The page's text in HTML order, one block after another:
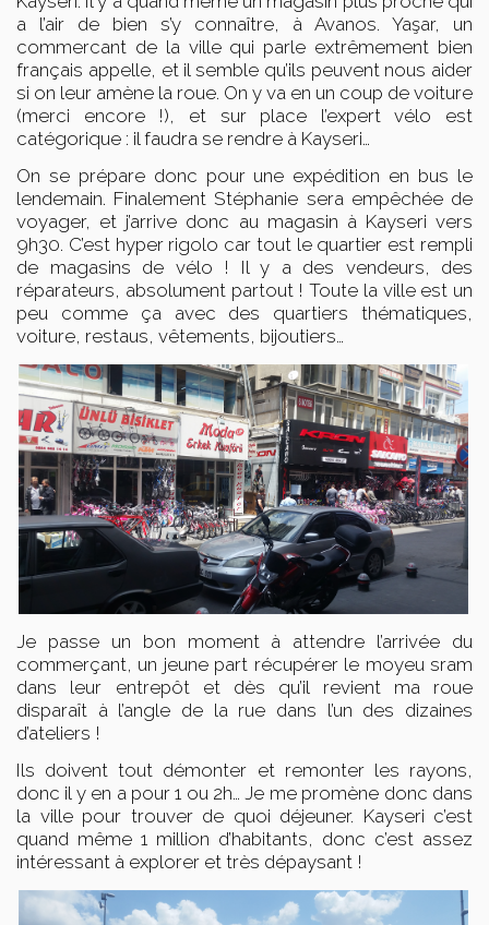
a l’air de bien s’y connaître, à Avanos. Yaşar, un
commercant de la ville qui parle extrêmement bien
français appelle, et il semble qu’ils peuvent nous aider
si on leur amène la roue. On y va en un coup de voiture
(merci encore !), et sur place l’expert vélo est
catégorique : il faudra se rendre à Kayseri…
On se prépare donc pour une expédition en bus le
lendemain. Finalement Stéphanie sera empêchée de
voyager, et j’arrive donc au magasin à Kayseri vers
9h30. C’est hyper rigolo car tout le quartier est rempli
de magasins de vélo ! Il y a des vendeurs, des
réparateurs, absolument partout ! Toute la ville est un
peu comme ça avec des quartiers thématiques,
voiture, restaus, vêtements, bijoutiers…
Je passe un bon moment à attendre l’arrivée du
commerçant, un jeune part récupérer le moyeu sram
dans leur entrepôt et dès qu’il revient ma roue
disparaît à l’angle de la rue dans l’un des dizaines
d’ateliers !
Ils doivent tout démonter et remonter les rayons,
donc il y en a pour 1 ou 2h… Je me promène donc dans
la ville pour trouver de quoi déjeuner. Kayseri c’est
quand même 1 million d’habitants, donc c’est assez
intéressant à explorer et très dépaysant !